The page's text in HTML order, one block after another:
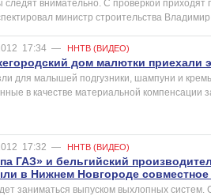
следят внимательно. С проверкой приходят
министр строительства
17:34 — ННТВ (ВИДЕО)
дом малютки приехали
для малышей подгузники, шампуни и
в качестве материальной компенсации
17:32 — ННТВ (ВИДЕО)
ГАЗ» и бельгийский
в Нижнем Новгороде совместное
заниматься выпуском выхлопных систем.